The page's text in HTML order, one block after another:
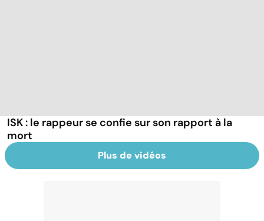
ISK : le rappeur se confie sur son rapport à la
mort
Plus de vidéos